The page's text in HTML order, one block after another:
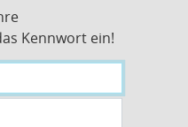
Kennwort ein!